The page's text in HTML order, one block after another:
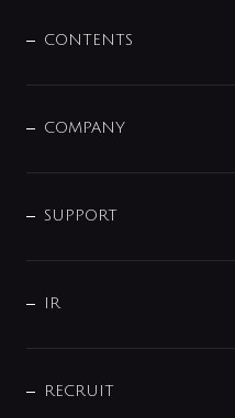
その他
センサー・タッチ水栓
単水栓
分岐
配管システム
バス・空調周辺用品
CONTENTS
じぶんシャワーが見つかる
COMPANY
企業理念
会社概要
事業所案内
SUPPORT
よくあるご質問
データダウンロード
IR
IRニュース
RECRUIT